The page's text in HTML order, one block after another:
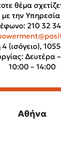
θέμα
με την
210 32
4 (ισόγειο),
Δευτέρα
10:00 – 14:00
Αθήνα